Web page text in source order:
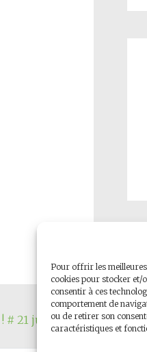
Pour offrir les meilleures
cookies pour stocker et/
consentir à ces
comportement de
ou de retirer son
caractéristiques et
# 21 juin 2014→